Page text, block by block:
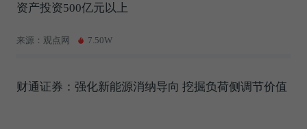
资产投资500亿元以上
来源：观点网 7.50W
财通证券：强化新能源消纳导向 挖掘负荷侧调节价值